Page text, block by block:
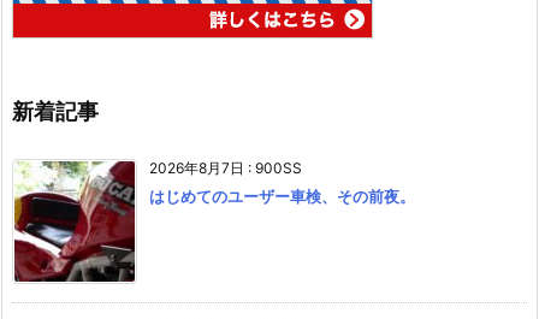
新着記事
2026年8月7日 : 900SS
はじめてのユーザー車検、その前夜。